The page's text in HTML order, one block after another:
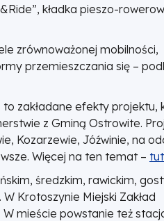
kładka pieszo-
zrównoważonej mobilności,
przemieszczania się –
to zakładane efekty projektu,
z Gminą Ostrowite.
Kozarzewie, Jóźwinie, na
Więcej na ten temat –
średzkim, rawickim,
Krotoszynie Miejski Zakład
mieście powstanie też